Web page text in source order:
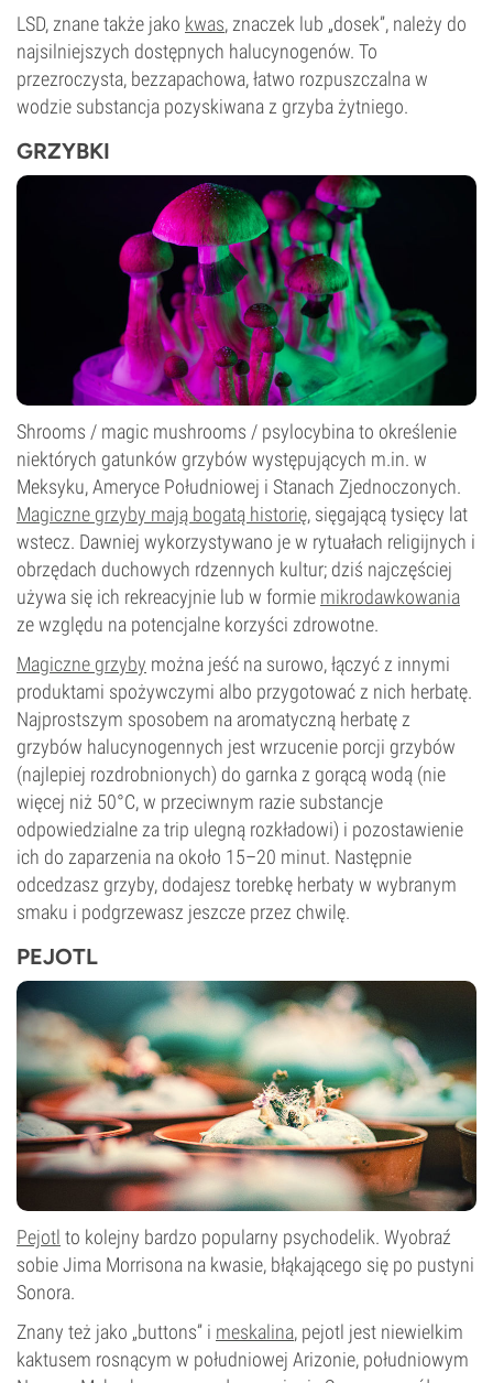
LSD, znane także jako kwas, znaczek lub „dosek”, należy do
najsilniejszych dostępnych halucynogenów. To
przezroczysta, bezzapachowa, łatwo rozpuszczalna w
wodzie substancja pozyskiwana z grzyba żytniego.
GRZYBKI
Shrooms / magic mushrooms / psylocybina to określenie
niektórych gatunków grzybów występujących m.in. w
Meksyku, Ameryce Południowej i Stanach Zjednoczonych.
Magiczne grzyby mają bogatą historię, sięgającą tysięcy lat
wstecz. Dawniej wykorzystywano je w rytuałach religijnych i
obrzędach duchowych rdzennych kultur; dziś najczęściej
używa się ich rekreacyjnie lub w formie mikrodawkowania
ze względu na potencjalne korzyści zdrowotne.
Magiczne grzyby można jeść na surowo, łączyć z innymi
produktami spożywczymi albo przygotować z nich herbatę.
Najprostszym sposobem na aromatyczną herbatę z
grzybów halucynogennych jest wrzucenie porcji grzybów
(najlepiej rozdrobnionych) do garnka z gorącą wodą (nie
więcej niż 50°C, w przeciwnym razie substancje
odpowiedzialne za trip ulegną rozkładowi) i pozostawienie
ich do zaparzenia na około 15–20 minut. Następnie
odcedzasz grzyby, dodajesz torebkę herbaty w wybranym
smaku i podgrzewasz jeszcze przez chwilę.
PEJOTL
Pejotl to kolejny bardzo popularny psychodelik. Wyobraź
sobie Jima Morrisona na kwasie, błąkającego się po pustyni
Sonora.
Znany też jako „buttons” i meskalina, pejotl jest niewielkim
kaktusem rosnącym w południowej Arizonie, południowym